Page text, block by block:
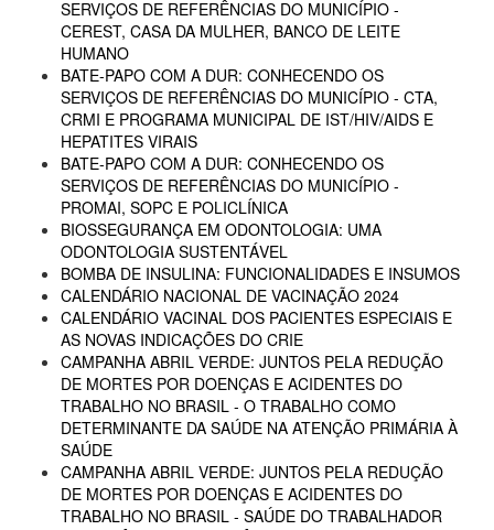
SERVIÇOS DE REFERÊNCIAS DO MUNICÍPIO -
CEREST, CASA DA MULHER, BANCO DE LEITE
HUMANO
BATE-PAPO COM A DUR: CONHECENDO OS
SERVIÇOS DE REFERÊNCIAS DO MUNICÍPIO - CTA,
CRMI E PROGRAMA MUNICIPAL DE IST/HIV/AIDS E
HEPATITES VIRAIS
BATE-PAPO COM A DUR: CONHECENDO OS
SERVIÇOS DE REFERÊNCIAS DO MUNICÍPIO -
PROMAI, SOPC E POLICLÍNICA
BIOSSEGURANÇA EM ODONTOLOGIA: UMA
ODONTOLOGIA SUSTENTÁVEL
BOMBA DE INSULINA: FUNCIONALIDADES E INSUMOS
CALENDÁRIO NACIONAL DE VACINAÇÃO 2024
CALENDÁRIO VACINAL DOS PACIENTES ESPECIAIS E
AS NOVAS INDICAÇÕES DO CRIE
CAMPANHA ABRIL VERDE: JUNTOS PELA REDUÇÃO
DE MORTES POR DOENÇAS E ACIDENTES DO
TRABALHO NO BRASIL - O TRABALHO COMO
DETERMINANTE DA SAÚDE NA ATENÇÃO PRIMÁRIA À
SAÚDE
CAMPANHA ABRIL VERDE: JUNTOS PELA REDUÇÃO
DE MORTES POR DOENÇAS E ACIDENTES DO
TRABALHO NO BRASIL - SAÚDE DO TRABALHADOR